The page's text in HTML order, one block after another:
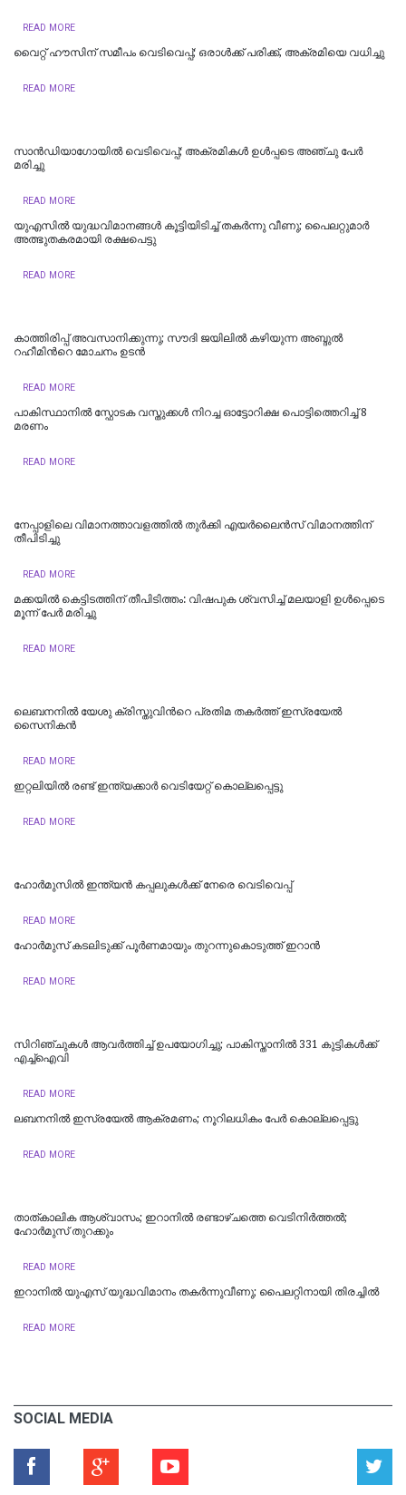
READ MORE
വൈറ്റ് ഹൗസിന് സമീപം വെടിവെപ്പ്; ഒരാൾക്ക് പരിക്ക്, അക്രമിയെ വധിച്ചു
READ MORE
സാന്‍ഡിയാഗോയില്‍ വെടിവെപ്പ്; അക്രമികള്‍ ഉള്‍പ്പടെ അഞ്ചു പേര്‍
മരിച്ചു
READ MORE
യുഎസിൽ യുദ്ധവിമാനങ്ങൾ കൂട്ടിയിടിച്ച് തകർന്നു വീണു; പൈ​ല​റ്റു​മാ​ര്‍
അത്ഭുതകരമായി ര​ക്ഷ​പെ​ട്ടു
READ MORE
കാത്തിരിപ്പ് അവസാനിക്കുന്നു; സൗദി ജയിലില്‍ കഴിയുന്ന അബ്ദുല്‍
റഹീമിന്‍റെ മോചനം ഉടന്‍
READ MORE
പാകിസ്ഥാനിൽ സ്ഫോടക വസ്തുക്കൾ നിറച്ച ഓട്ടോറിക്ഷ പൊട്ടിത്തെറിച്ച് 8
മരണം
READ MORE
നേപ്പാളിലെ വിമാനത്താവളത്തിൽ തുർക്കി എയർലൈൻസ് വിമാനത്തിന്
തീപിടിച്ചു
READ MORE
മക്കയിൽ കെട്ടിടത്തിന് തീപിടിത്തം: വിഷപുക ശ്വസിച്ച് മലയാളി ഉൾപ്പെടെ
മൂന്ന് പേർ മരിച്ചു
READ MORE
ലെബനനില്‍ യേശു ക്രിസ്തുവിന്‍റെ പ്രതിമ തകര്‍ത്ത് ഇസ്രയേല്‍
സൈനികന്‍
READ MORE
ഇറ്റലിയില്‍ രണ്ട് ഇന്ത്യക്കാര്‍ വെടിയേറ്റ് കൊല്ലപ്പെട്ടു
READ MORE
ഹോർമുസിൽ ഇന്ത്യൻ കപ്പലുകൾക്ക് നേരെ വെടിവെപ്പ്
READ MORE
ഹോര്‍മുസ് കടലിടുക്ക് പൂര്‍ണമായും തുറന്നുകൊടുത്ത് ഇറാൻ
READ MORE
സിറിഞ്ചുകൾ ആവർത്തിച്ച് ഉപയോഗിച്ചു; പാകിസ്താനിൽ 331 കുട്ടികൾക്ക്
എച്ച്‌ഐവി
READ MORE
ലബനനിൽ ഇസ്രയേൽ ആക്രമണം; നൂറിലധികം പേർ കൊല്ലപ്പെട്ടു
READ MORE
താത്കാലിക ആശ്വാസം; ഇറാനിൽ രണ്ടാഴ്ചത്തെ വെടിനിർത്തൽ;
ഹോര്‍മുസ് തുറക്കും
READ MORE
ഇറാനില്‍ യുഎസ് യുദ്ധവിമാനം തകര്‍ന്നുവീണു; പൈലറ്റിനായി തിരച്ചിൽ
READ MORE
SOCIAL MEDIA